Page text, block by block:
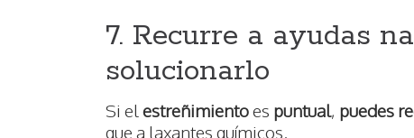
7. Recurre a ayudas
solucionarlo
Si el estreñimientoes puntual, puedes
que a laxantes químicos.